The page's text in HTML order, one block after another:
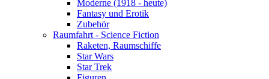
Moderne (1918 - heute)
Fantasy und Erotik
Zubehör
Raumfahrt - Science Fiction
Raketen, Raumschiffe
Star Wars
Star Trek